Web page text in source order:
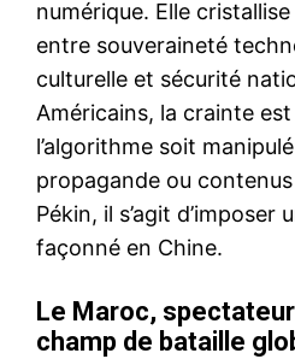
numérique. Elle
entre souveraineté
culturelle et sécurité
Américains, la crainte
l’algorithme soit
propagande ou
Pékin, il s’agit
façonné en Chine.
Le Maroc,
champ de bataille